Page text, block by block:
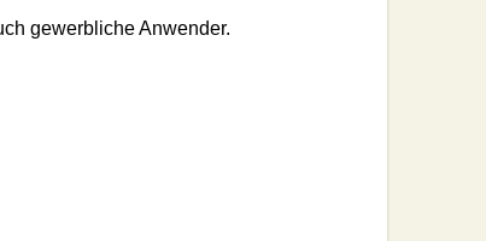
gewerbliche Anwender.